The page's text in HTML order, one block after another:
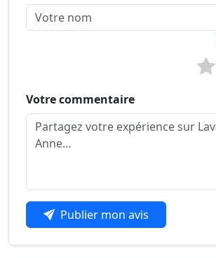
Votre commentaire
Publier mon avis